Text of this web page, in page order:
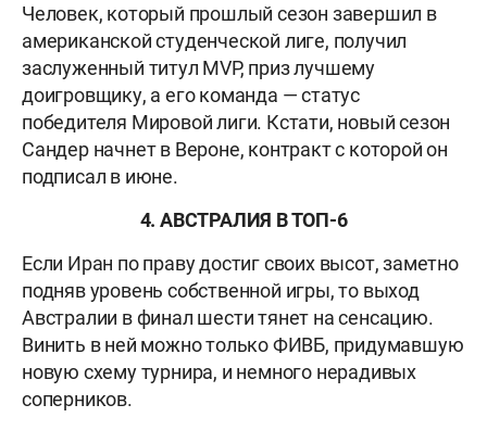
Человек, который прошлый сезон завершил в
американской студенческой лиге, получил
заслуженный титул MVP, приз лучшему
доигровщику, а его команда — статус
победителя Мировой лиги. Кстати, новый сезон
Сандер начнет в Вероне, контракт с которой он
подписал в июне.
4. АВСТРАЛИЯ В ТОП-6
Если Иран по праву достиг своих высот, заметно
подняв уровень собственной игры, то выход
Австралии в финал шести тянет на сенсацию.
Винить в ней можно только ФИВБ, придумавшую
новую схему турнира, и немного нерадивых
соперников.